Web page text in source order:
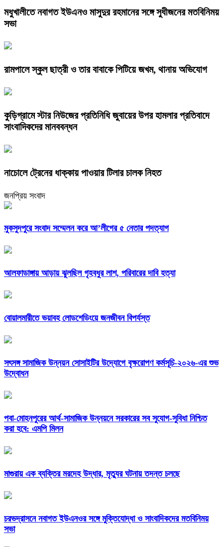
মধুখালীতে নবাগত ইউএনও মাসুদুর রহমানের সঙ্গে সুধীজনের মতবিনিময়
সভা
রামপালে স্কুল ছাত্রী ও তার বাবাকে পিটিয়ে জখম, থানায় অভিযোগ
কুড়িগ্রামে স্টার নিউজের প্রতিনিধি জুবায়ের উপর হামলার প্রতিবাদে
সাংবাদিকদের মানববন্ধন
নাচোলে ট্রেনের ধাক্কায় পাওয়ার টিলার চালক নিহত
জনপ্রিয় সংবাদ
মুকসুদপুরে সংবাদ সম্মেলন করে আ’লীগের ৫ নেতার পদত্যাগ
আলফাডাঙ্গায় আড়ায় ঝুলছিল গৃহবধুর লাশ, পরিবারের দাবি হত্যা
বোয়ালমারীতে ভয়াবহ লোডশেডিংয়ে জনজীবন বিপর্যস্ত
সৎসঙ্গ সামাজিক উন্নয়ন সোসাইটির উদ্যোগে বৃক্ষরোপণ কর্মসূচি-২০২৬-এর শুভ
উদ্বোধন
পবা-মোহনপুরের আর্থ-সামাজিক উন্নয়নে সরকারের সব সুযোগ-সুবিধা নিশ্চিত
করা হবে: এমপি মিলন
মাগুরায় এক ব্যক্তির মরদেহ উদ্ধার, মৃত্যুর ঘটনায় তদন্ত চলছে
চরভদ্রাসনে নবাগত ইউএনওর সঙ্গে মুক্তিযোদ্ধা ও সাংবাদিকদের মতবিনিময়
সভা